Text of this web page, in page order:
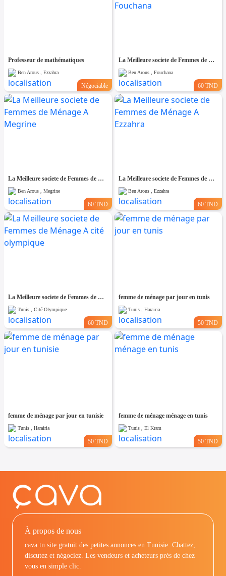
Professeur de mathématiques
Ben Arous , Ezzahra
Négociable
La Meilleure societe de Femmes de Ménage A Fouchana
Ben Arous , Fouchana
60 TND
La Meilleure societe de Femmes de Ménage A Megrine
Ben Arous , Megrine
60 TND
La Meilleure societe de Femmes de Ménage A Ezzahra
Ben Arous , Ezzahra
60 TND
La Meilleure societe de Femmes de Ménage A cité olympique
Tunis , Cité Olympique
60 TND
femme de ménage par jour en tunis
Tunis , Harairia
50 TND
femme de ménage par jour en tunisie
Tunis , Harairia
50 TND
femme de ménage ménage en tunis
Tunis , El Kram
50 TND
À propos de nous
cava.tn site gratuit des petites annonces en Tunisie: Chattez,
discutez et négociez. Les vendeurs et acheteurs prés de chez
vous en simple clic.